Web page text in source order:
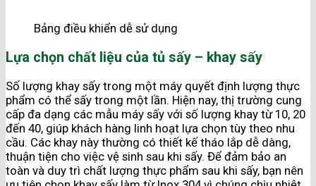
Bảng điều khiển dễ sử dụng
Lựa chọn chất liệu của tủ sấy – khay sấy
Số lượng khay sấy trong một máy quyết định lượng thực
phẩm có thể sấy trong một lần. Hiện nay, thị trường cung
cấp đa dạng các mẫu máy sấy với số lượng khay từ 10, 20
đến 40, giúp khách hàng linh hoạt lựa chọn tùy theo nhu
cầu. Các khay này thường có thiết kế tháo lắp dễ dàng,
thuận tiện cho việc vệ sinh sau khi sấy. Để đảm bảo an
toàn và duy trì chất lượng thực phẩm sau khi sấy, bạn nên